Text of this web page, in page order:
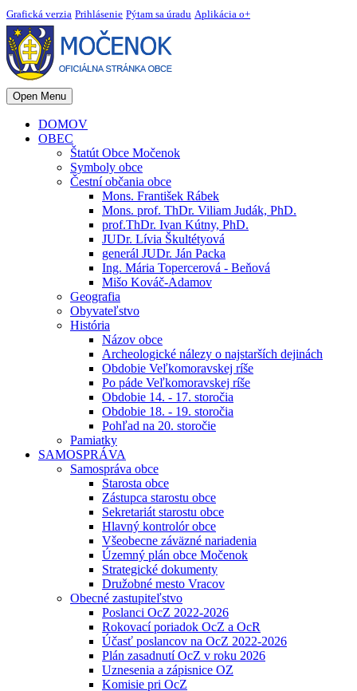
Grafická verzia Prihlásenie Pýtam sa úradu Aplikácia o+
Open Menu
DOMOV
OBEC
Štatút Obce Močenok
Symboly obce
Čestní občania obce
Mons. František Rábek
Mons. prof. ThDr. Viliam Judák, PhD.
prof.ThDr. Ivan Kútny, PhD.
JUDr. Lívia Škultétyová
generál JUDr. Ján Packa
Ing. Mária Topercerová - Beňová
Mišo Kováč-Adamov
Geografia
Obyvateľstvo
História
Názov obce
Archeologické nálezy o najstarších dejinách
Obdobie Veľkomoravskej ríše
Po páde Veľkomoravskej ríše
Obdobie 14. - 17. storočia
Obdobie 18. - 19. storočia
Pohľad na 20. storočie
Pamiatky
SAMOSPRÁVA
Samospráva obce
Starosta obce
Zástupca starostu obce
Sekretariát starostu obce
Hlavný kontrolór obce
Všeobecne záväzné nariadenia
Územný plán obce Močenok
Strategické dokumenty
Družobné mesto Vracov
Obecné zastupiteľstvo
Poslanci OcZ 2022-2026
Rokovací poriadok OcZ a OcR
Účasť poslancov na OcZ 2022-2026
Plán zasadnutí OcZ v roku 2026
Uznesenia a zápisnice OZ
Komisie pri OcZ